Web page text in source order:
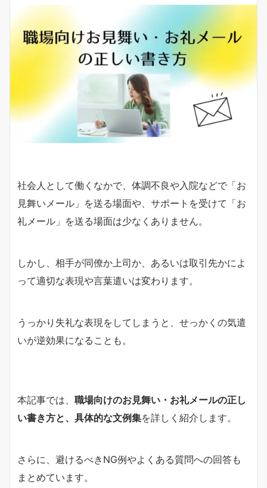
社会人として働くなかで、体調不良や入院などで「お
見舞いメール」を送る場面や、サポートを受けて「お
礼メール」を送る場面は少なくありません。
しかし、相手が同僚か上司か、あるいは取引先かによ
って適切な表現や言葉遣いは変わります。
うっかり失礼な表現をしてしまうと、せっかくの気遣
いが逆効果になることも。
本記事では、 職場向けのお見舞い・お礼メールの正し
い書き方と、具体的な文例集を詳しく紹介します。
さらに、避けるべきNG例やよくある質問への回答も
まとめています。